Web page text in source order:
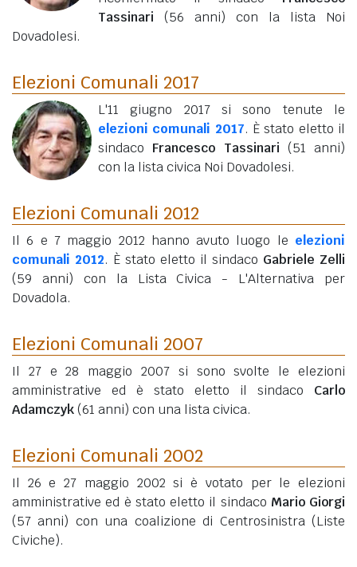
Tassinari
(56 anni) con la lista Noi
Dovadolesi.
Elezioni Comunali 2017
L'11 giugno 2017 si sono tenute le
elezioni comunali 2017. È stato eletto il
sindaco Francesco Tassinari (51 anni)
con la lista civica Noi Dovadolesi.
Elezioni Comunali 2012
Il 6 e 7 maggio 2012 hanno avuto luogo le elezioni
comunali 2012. È stato eletto il sindaco Gabriele Zelli
(59 anni) con la Lista Civica - L'Alternativa per
Dovadola.
Elezioni Comunali 2007
Il 27 e 28 maggio 2007 si sono svolte le elezioni
amministrative ed è stato eletto il sindaco Carlo
Adamczyk(61 anni) con una lista civica.
Elezioni Comunali 2002
Il 26 e 27 maggio 2002 si è votato per le elezioni
amministrative ed è stato eletto il sindaco Mario Giorgi
(57 anni) con una coalizione di Centrosinistra (Liste
Civiche).